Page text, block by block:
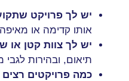
יש לך פרויקט
אותו קדימה או
יש לך צוות קטן או
תיאום, ובהירות
כמה פרויקטים